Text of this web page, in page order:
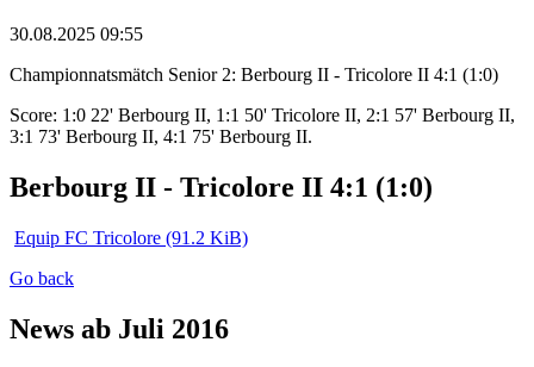
30.08.2025 09:55
Championnatsmätch Senior 2: Berbourg II - Tricolore II 4:1 (1:0)
Score: 1:0 22' Berbourg II, 1:1 50' Tricolore II, 2:1 57' Berbourg II,
3:1 73' Berbourg II, 4:1 75' Berbourg II.
Berbourg II - Tricolore II 4:1 (1:0)
Equip FC Tricolore (91.2 KiB)
Go back
News ab Juli 2016